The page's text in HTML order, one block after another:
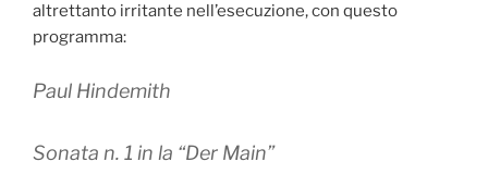
altrettanto irritante nell’esecuzione, con questo
programma:
Paul Hindemith
Sonata n. 1 in la “Der Main”